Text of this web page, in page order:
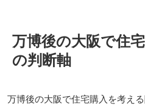
万博後の大阪で住
の判断軸
万博後の大阪で住宅購入を考え